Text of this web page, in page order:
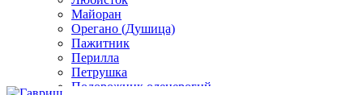
Майоран
Орегано (Душица)
Пажитник
Перилла
Петрушка
Подорожник оленерогий